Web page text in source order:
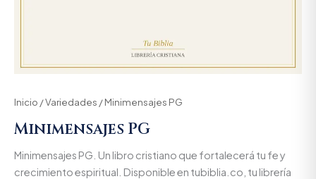
Inicio /Variedades / Minimensajes PG
Minimensajes PG
Minimensajes PG. Un libro cristiano que fortalecerá tu fe y
crecimiento espiritual. Disponible en tubiblia.co, tu librería